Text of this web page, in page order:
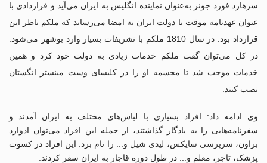
سرهارد فورد جونز به‌عنوان نماینده انگلیس به ایران می‌آید و قراردادی با
عنوان عهدنامه موقت با دولت ایران به امضا می‌رساند که ملکم ناظر این
قرارداد بود. در سال 1810 ملکم با تشریفات بسیار وارد بوشهر می‌شود.
در کل می‌توان گفت ملکم خدمات زیادی به دولت خود کرد و همین
خدمات موجب شد تا مجسمه او را در کلیسای وست مینستر انگستان
نصب کنند.
وی ادامه داد: افراد بسیاری با لباس‌های مختلف به ایران آمدند و
سفرنامه‌هایی را به یادگار گذاشتند، از جمله این افراد می‌توان ادوارد
براون، سرپرسی سایکس، لیدی شیل و... را نام برد. این افراد در کسوت
پزشک، تاجر، معلم و... در طول دوره قاجار به ایران سفر کردند.